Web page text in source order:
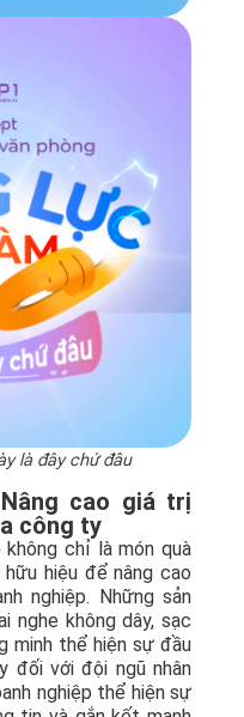
là đây chứ đâu
cao giá trị
công ty
không chỉ là món quà
hiệu để nâng cao
nghiệp. Những sản
nghe không dây, sạc
minh thể hiện sự đầu
đối với đội ngũ nhân
nghiệp thể hiện sự